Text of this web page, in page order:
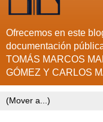
Ofrecemos en este
documentación
TOMÁS MARCOS
GÓMEZ Y CARLOS